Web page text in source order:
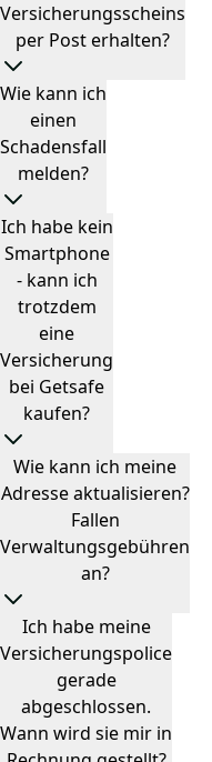
Versicherungsscheins
per Post erhalten?
Wie kann ich
einen
Schadensfall
melden?
Ich habe kein
Smartphone
- kann ich
trotzdem
eine
Versicherung
bei Getsafe
kaufen?
Wie kann ich meine
Adresse aktualisieren?
Fallen
Verwaltungsgebühren
an?
Ich habe meine
Versicherungspolice
gerade
abgeschlossen.
Wann wird sie mir in